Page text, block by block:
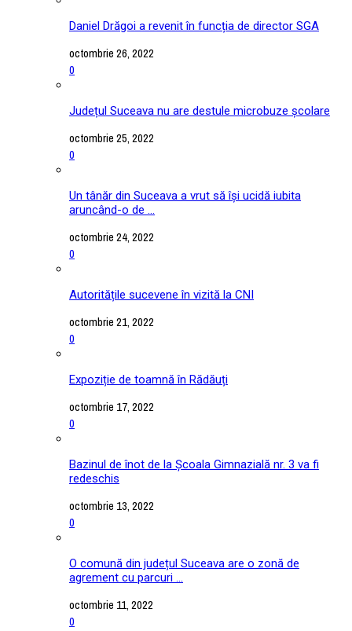
Daniel Drăgoi a revenit în funcția de director SGA
octombrie 26, 2022
0
Județul Suceava nu are destule microbuze școlare
octombrie 25, 2022
0
Un tânăr din Suceava a vrut să își ucidă iubita
aruncând-o de ...
octombrie 24, 2022
0
Autoritățile sucevene în vizită la CNI
octombrie 21, 2022
0
Expoziție de toamnă în Rădăuți
octombrie 17, 2022
0
Bazinul de înot de la Școala Gimnazială nr. 3 va fi
redeschis
octombrie 13, 2022
0
O comună din județul Suceava are o zonă de
agrement cu parcuri ...
octombrie 11, 2022
0